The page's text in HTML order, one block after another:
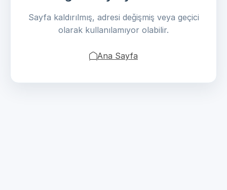
Sayfa kaldırılmış, adresi değişmiş veya geçici
olarak kullanılamıyor olabilir.
Ana Sayfa